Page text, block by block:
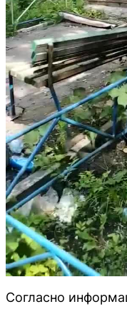
Согласно